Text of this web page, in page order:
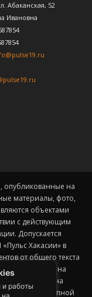
работы
Абаканская, 52
Ивановна
опубликованные на
материалы, фото,
объектами
с действующим
Допускается
Хакасии» в
от общего текста
гиперссылки на
должна
и быть доступной